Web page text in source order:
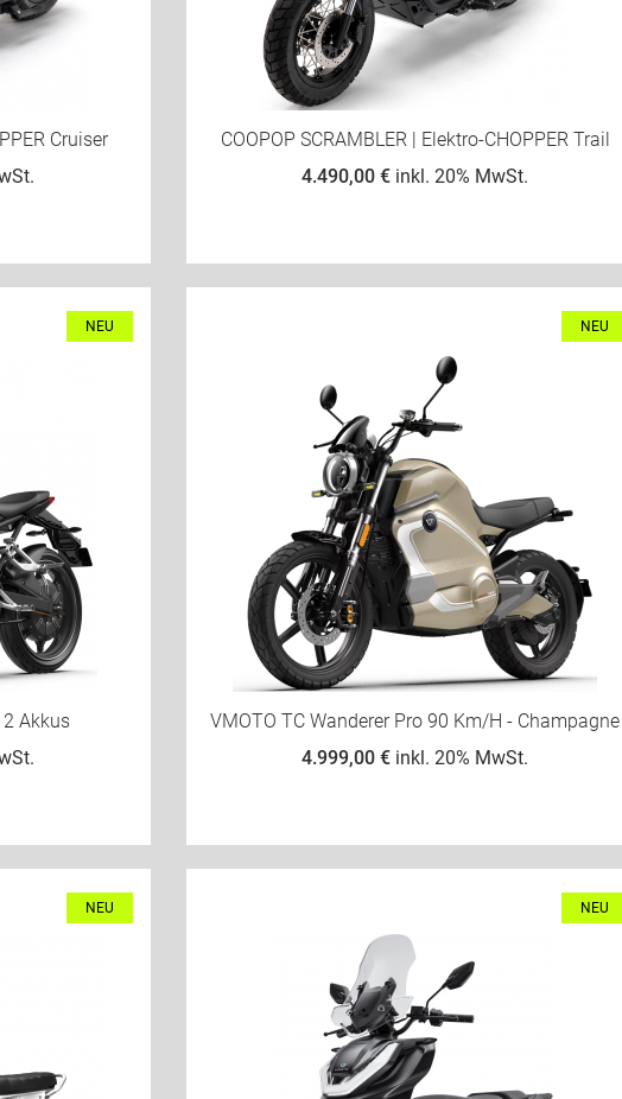
Cruiser
COOPOP SCRAMBLER | Elektro-CHOPPER Trail
4.490,00 € inkl. 20% MwSt.
NEU
Akkus
NEU
VMOTO TC Wanderer Pro 90 Km/h - Champagne
4.999,00 € inkl. 20% MwSt.
NEU NEU